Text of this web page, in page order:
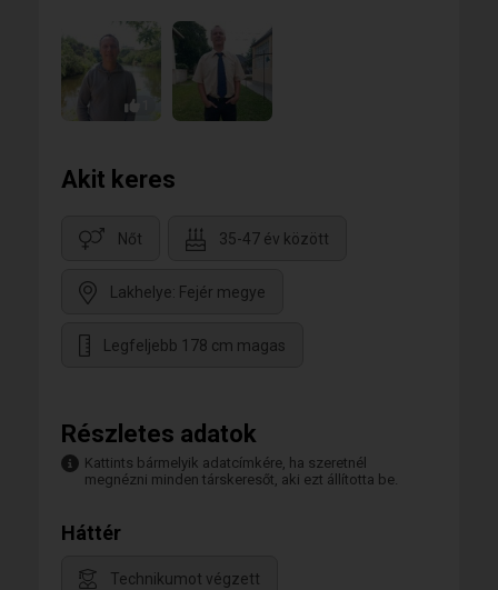
Akit keres
Nőt 35-47 év között
Lakhelye: Fejér megye
Legfeljebb 178 cm magas
Részletes adatok
Kattints bármelyik adatcímkére, ha szeretnél
megnézni minden társkeresőt, aki ezt állította be.
Háttér
Technikumot végzett